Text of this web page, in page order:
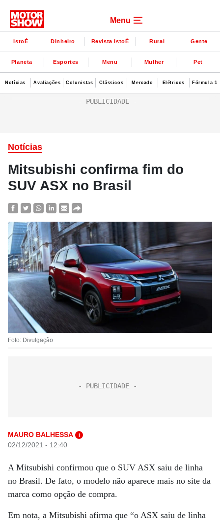
Menu
IstoÉ Dinheiro Revista IstoÉ Rural Gente
Planeta Esportes Menu Mulher Pet
Notícias Avaliações Colunistas Clássicos Mercado Elétricos Fórmula 1
Notícias
Mitsubishi confirma fim do
SUV ASX no Brasil
Foto: Divulgação
MAURO BALHESSA i
02/12/2021 - 12:40
A Mitsubishi confirmou que o SUV ASX saiu de linha
no Brasil. De fato, o modelo não aparece mais no site da
marca como opção de compra.
Em nota, a Mitsubishi afirma que “o ASX saiu de linha